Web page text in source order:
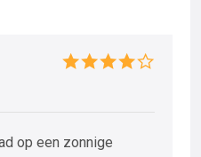
op een zonnige